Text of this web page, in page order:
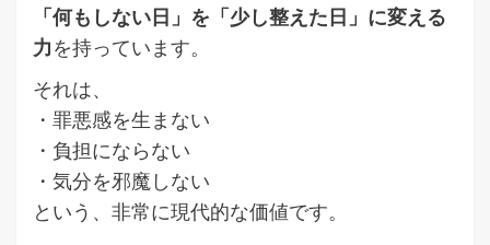
「何もしない日」を「少し整えた日」に変える
力を持っています。
それは、
・罪悪感を生まない
・負担にならない
・気分を邪魔しない
という、非常に現代的な価値です。